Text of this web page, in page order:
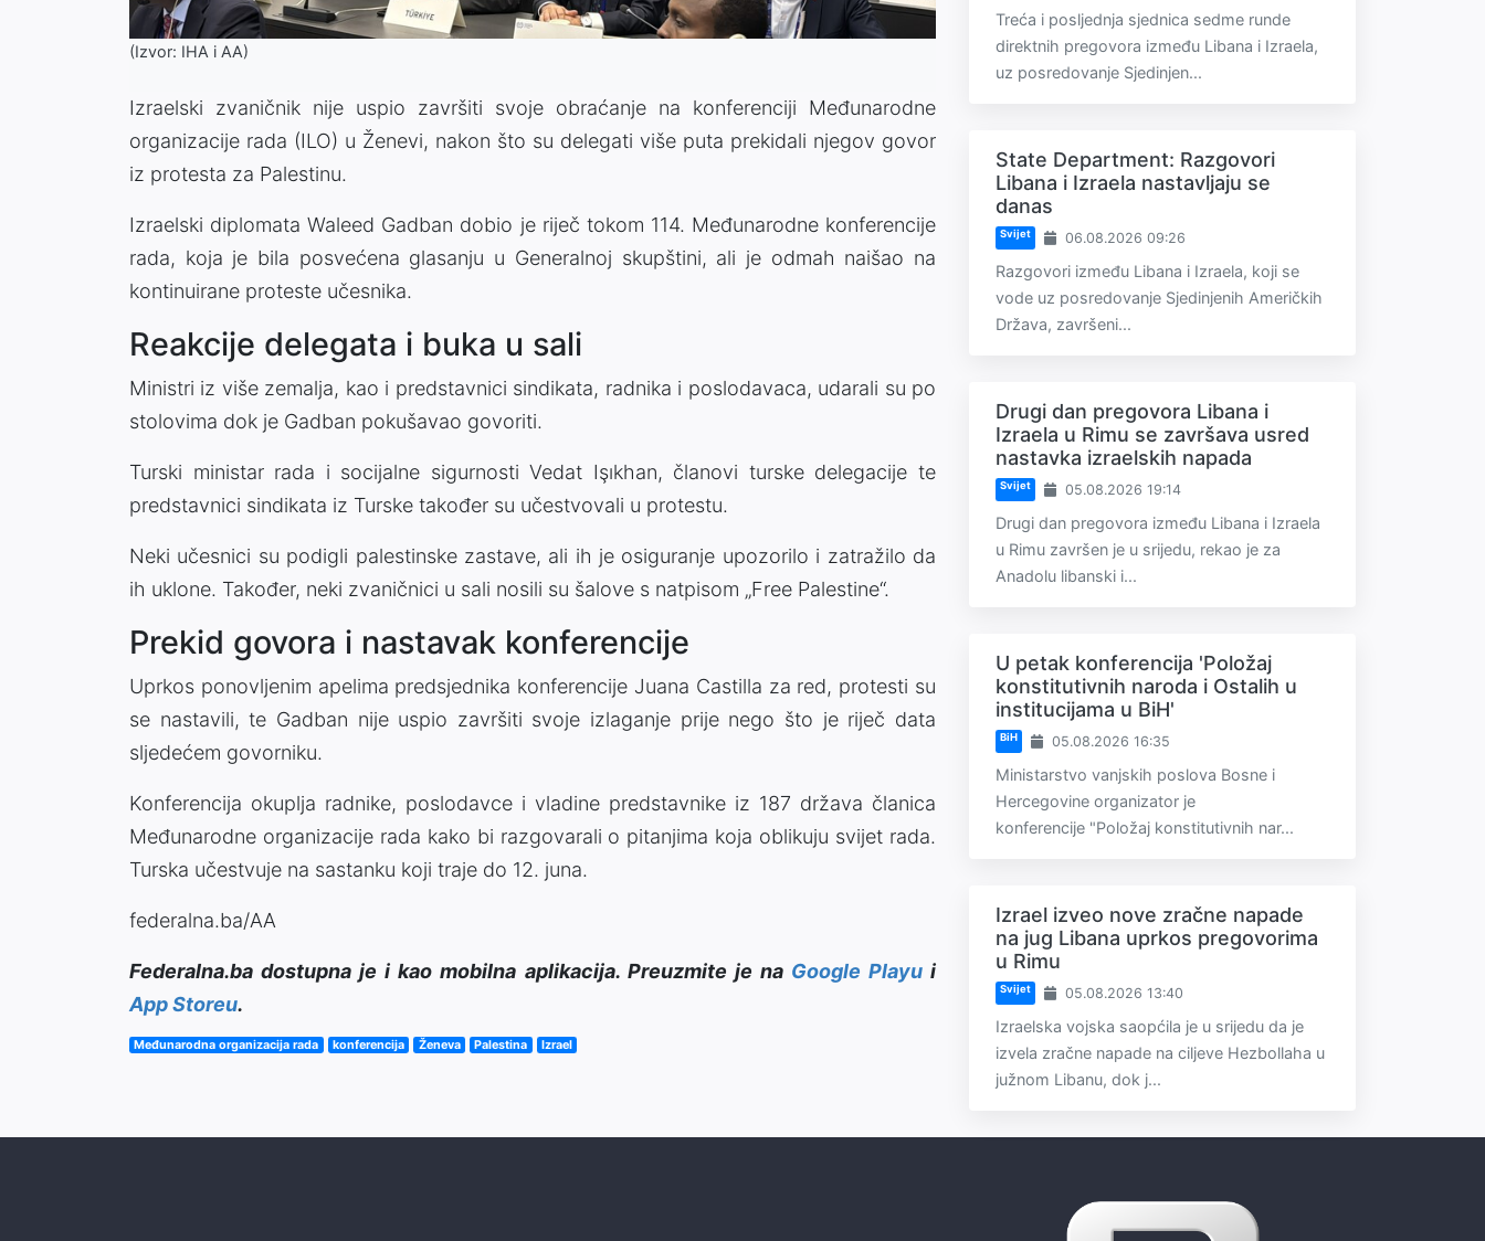
(Izvor: IHA i AA)
Izraelski zvaničnik nije uspio završiti svoje obraćanje na konferenciji Međunarodne
organizacije rada (ILO) u Ženevi, nakon što su delegati više puta prekidali njegov govor
iz protesta za Palestinu.
Izraelski diplomata Waleed Gadban dobio je riječ tokom 114. Međunarodne konferencije
rada, koja je bila posvećena glasanju u Generalnoj skupštini, ali je odmah naišao na
kontinuirane proteste učesnika.
Reakcije delegata i buka u sali
Ministri iz više zemalja, kao i predstavnici sindikata, radnika i poslodavaca, udarali su po
stolovima dok je Gadban pokušavao govoriti.
Turski ministar rada i socijalne sigurnosti Vedat Işıkhan, članovi turske delegacije te
predstavnici sindikata iz Turske također su učestvovali u protestu.
Neki učesnici su podigli palestinske zastave, ali ih je osiguranje upozorilo i zatražilo da
ih uklone. Također, neki zvaničnici u sali nosili su šalove s natpisom „Free Palestine“.
Prekid govora i nastavak konferencije
Uprkos ponovljenim apelima predsjednika konferencije Juana Castilla za red, protesti su
se nastavili, te Gadban nije uspio završiti svoje izlaganje prije nego što je riječ data
sljedećem govorniku.
Konferencija okuplja radnike, poslodavce i vladine predstavnike iz 187 država članica
Međunarodne organizacije rada kako bi razgovarali o pitanjima koja oblikuju svijet rada.
Turska učestvuje na sastanku koji traje do 12. juna.
federalna.ba/AA
Federalna.ba dostupna je i kao mobilna aplikacija. Preuzmite je na Google Playui
App Storeu.
Međunarodna organizacija rada konferencija Ženeva Palestina Izrael
Treća i posljednja sjednica sedme runde
direktnih pregovora između Libana i Izraela,
uz posredovanje Sjedinjen...
State Department: Razgovori
Libana i Izraela nastavljaju se
danas
Svijet 06.08.2026 09:26
Razgovori između Libana i Izraela, koji se
vode uz posredovanje Sjedinjenih Američkih
Država, završeni...
Drugi dan pregovora Libana i
Izraela u Rimu se završava usred
nastavka izraelskih napada
Svijet 05.08.2026 19:14
Drugi dan pregovora između Libana i Izraela
u Rimu završen je u srijedu, rekao je za
Anadolu libanski i...
U petak konferencija 'Položaj
konstitutivnih naroda i Ostalih u
institucijama u BiH'
BiH 05.08.2026 16:35
Ministarstvo vanjskih poslova Bosne i
Hercegovine organizator je
konferencije "Položaj konstitutivnih nar...
Izrael izveo nove zračne napade
na jug Libana uprkos pregovorima
u Rimu
Svijet 05.08.2026 13:40
Izraelska vojska saopćila je u srijedu da je
izvela zračne napade na ciljeve Hezbollaha u
južnom Libanu, dok j...